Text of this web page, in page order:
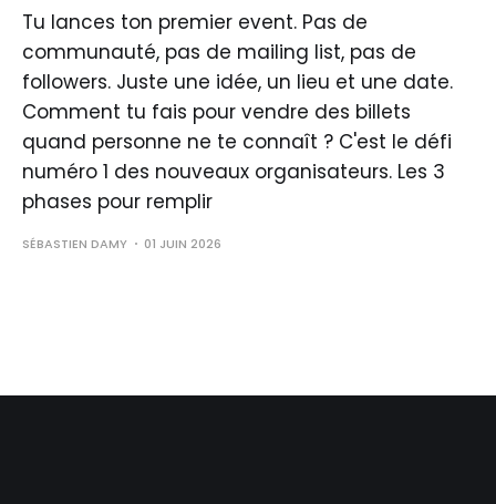
Tu lances ton premier event. Pas de
communauté, pas de mailing list, pas de
followers. Juste une idée, un lieu et une date.
Comment tu fais pour vendre des billets
quand personne ne te connaît ? C'est le défi
numéro 1 des nouveaux organisateurs. Les 3
phases pour remplir
SÉBASTIEN DAMY 01 JUIN 2026